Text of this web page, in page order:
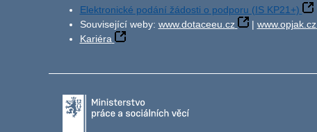
Elektronické podání žádosti o podporu (IS KP21+)
Související weby: www.dotaceeu.cz | www.opjak.cz
Kariéra